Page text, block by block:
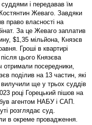
і передавав їм
Жеваго. Завдяки
право власності на
За це Жеваго заплатив
$1,35 мільйона, Князєв
Гроші в квартирі
цього Князєва
отримали посередники,
поділив на 13 частин, які
ще у трьох суддів
році Горецький пішов на
агентом НАБУ і САП.
розглядає суд.
в окреме провадження.